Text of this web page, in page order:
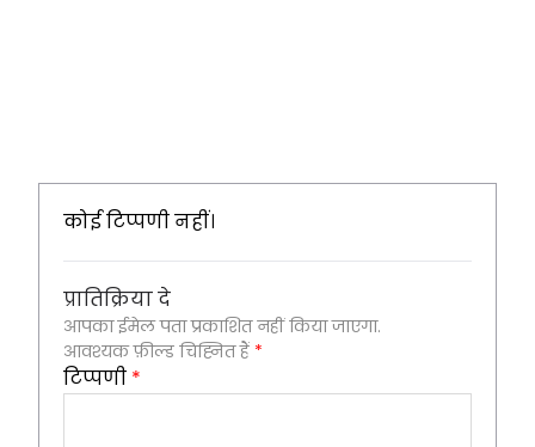
कोई टिप्पणी नहीं।
प्रातिक्रिया दे
आपका ईमेल पता प्रकाशित नहीं किया जाएगा.
आवश्यक फ़ील्ड चिह्नित हैं *
टिप्पणी *